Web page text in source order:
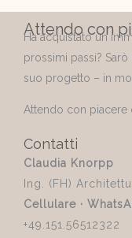
Attendo con
Ha acquistato un
prossimi passi?
suo progetto – in
Attendo con piacere
Contatti
Claudia Knorpp
Ing. (FH)
Cellulare ·